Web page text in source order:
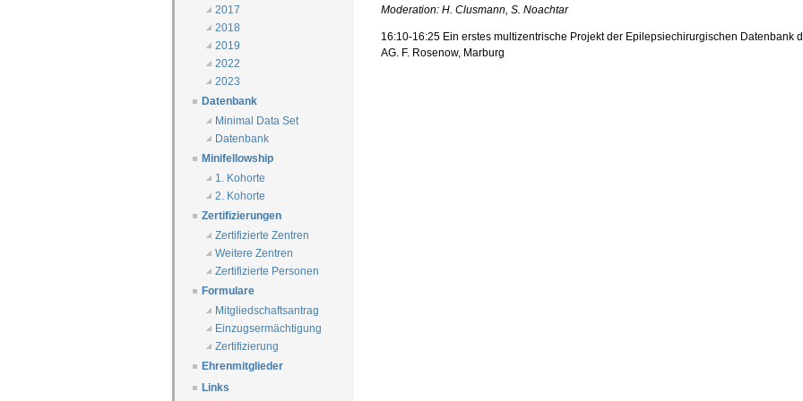
2017
2018
2019
2022
2023
Datenbank
Minimal Data Set
Datenbank
Minifellowship
1. Kohorte
2. Kohorte
Zertifizierungen
Zertifizierte Zentren
Weitere Zentren
Zertifizierte Personen
Formulare
Mitgliedschaftsantrag
Einzugsermächtigung
Zertifizierung
Ehrenmitglieder
Links
Moderation: H. Clusmann, S. Noachtar
16:10-16:25 Ein erstes multizentrische Projekt der Epilepsiechirurgischen Datenbank
AG. F. Rosenow, Marburg